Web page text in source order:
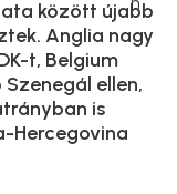
között újabb
Anglia nagy
t, Belgium
ellen,
is
Hercegovina